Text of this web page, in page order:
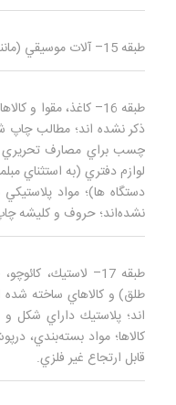
طبقه 15– آلات موسيقي (مانند ویولن و پیانو).
طبقه 16– كاغذ، مقوا
ذكر نشده‌ اند؛ مطالب
چسب براي مصارف تحريري
لوازم دفتري (به استثناي
دستگاه‌ ها)؛ مواد
نشده‌اند؛ حروف و كليشه
طبقه 17– لاستيك،
طلق) و كالاهاي ساخته شده
اند؛ پلاستيك داراي شكل
كالاها؛ مواد بسته‌بندي،
قابل ارتجاع غير فلزي.